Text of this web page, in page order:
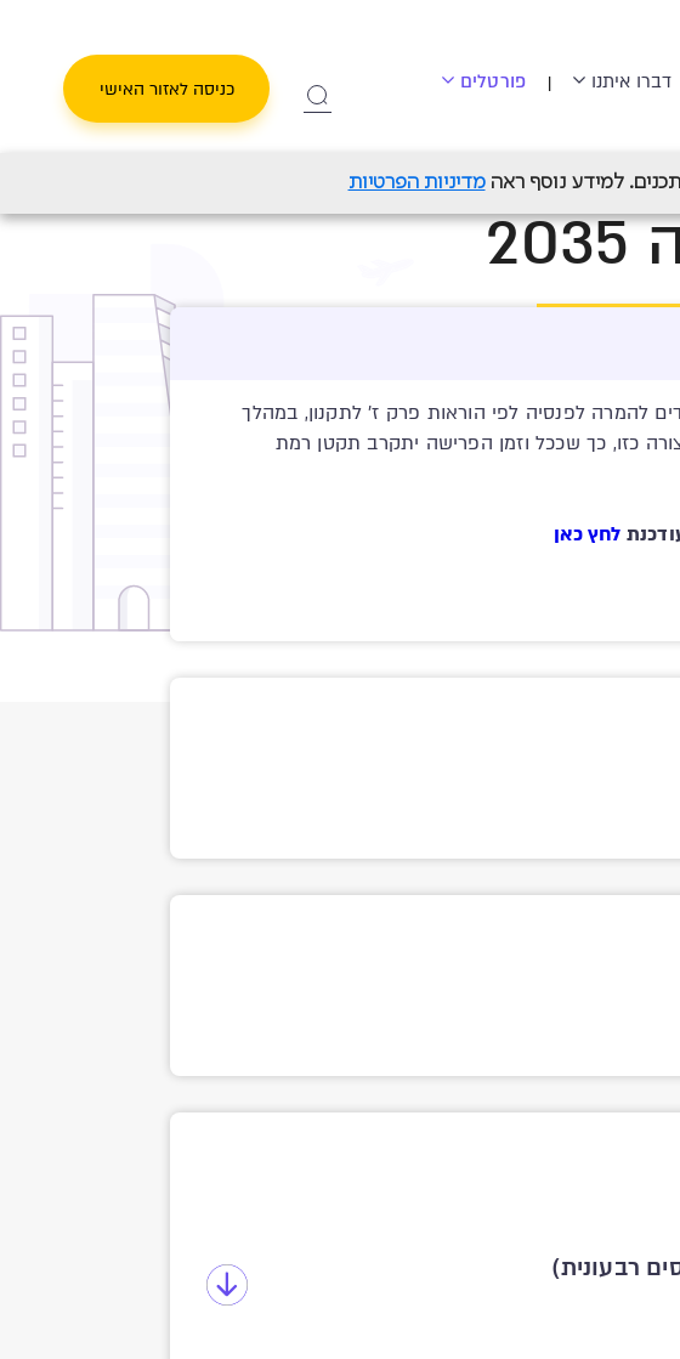
דברו איתנו | פורטלים כניסה לאזור האישי
מדיניות הפרטיות החדשה) > מסלול יעד לפרישה 2035
להמרה לפנסיה לפי הוראות פרק ז' לתקנון, במהלך
עד יעד לפרישה 2065). המסלולים ינוהלו בצורה כזו, כך שככל וזמן הפרישה יתקרב תקטן רמת
לחץ כאן
רבעונית)